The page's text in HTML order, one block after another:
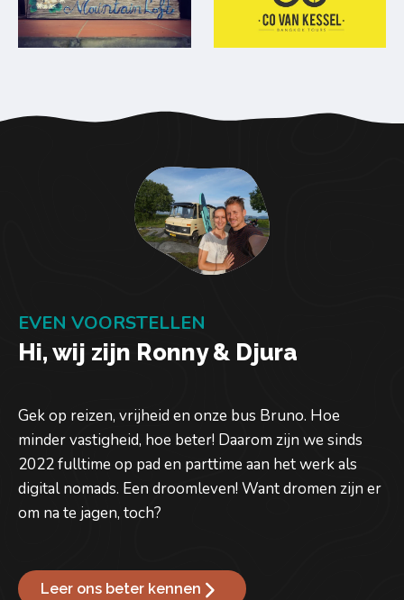
EVEN VOORSTELLEN
Hi, wij zijn Ronny & Djura
Gek op reizen, vrijheid en onze bus Bruno. Hoe
minder vastigheid, hoe beter! Daarom zijn we sinds
2022 fulltime op pad en parttime aan het werk als
digital nomads. Een droomleven! Want dromen zijn er
om na te jagen, toch?
Leer ons beter kennen